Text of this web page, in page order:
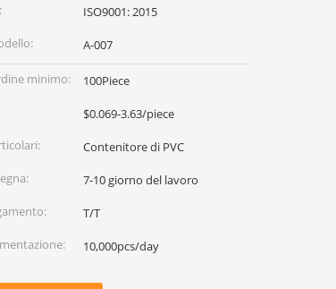
ISO9001: 2015
A-007
minimo:
100Piece
$0.069-3.63/piece
Contenitore di PVC
7-10 giorno del lavoro
T/T
10,000pcs/day